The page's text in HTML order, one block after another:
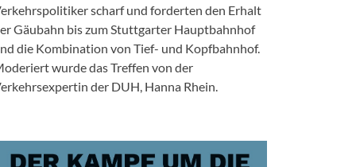
scharf und forderten den Erhalt
Gäubahn bis zum Stuttgarter Hauptbahnhof
die Kombination von Tief- und Kopfbahnhof.
wurde das Treffen von der
der DUH, Hanna Rhein.